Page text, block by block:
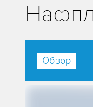
Обзор